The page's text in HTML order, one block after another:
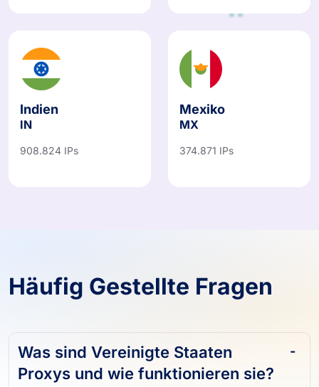
IN MX
Was sind Vereinigte Staaten